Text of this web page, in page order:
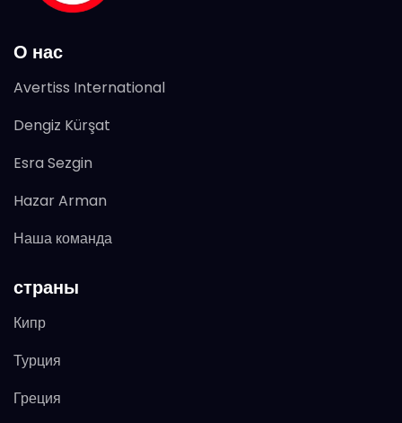
О нас
Avertiss International
Dengiz Kürşat
Esra Sezgin
Hazar Arman
Наша команда
страны
Кипр
Турция
Греция